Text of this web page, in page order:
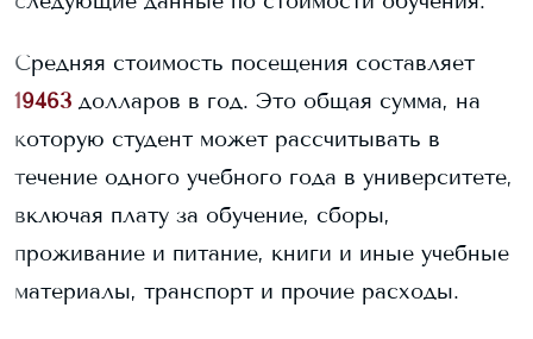
Средняя стоимость посещения составляет
19463 долларов в год. Это общая сумма, на
которую студент может рассчитывать в
течение одного учебного года в университете,
включая плату за обучение, сборы,
проживание и питание, книги и иные учебные
материалы, транспорт и прочие расходы.